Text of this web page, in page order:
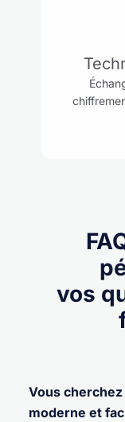
vos
Vous
moderne et